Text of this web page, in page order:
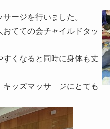
ージを行いました。
てての会チャイルドタッ
すくなると同時に身体も丈
ッズマッサージにとても